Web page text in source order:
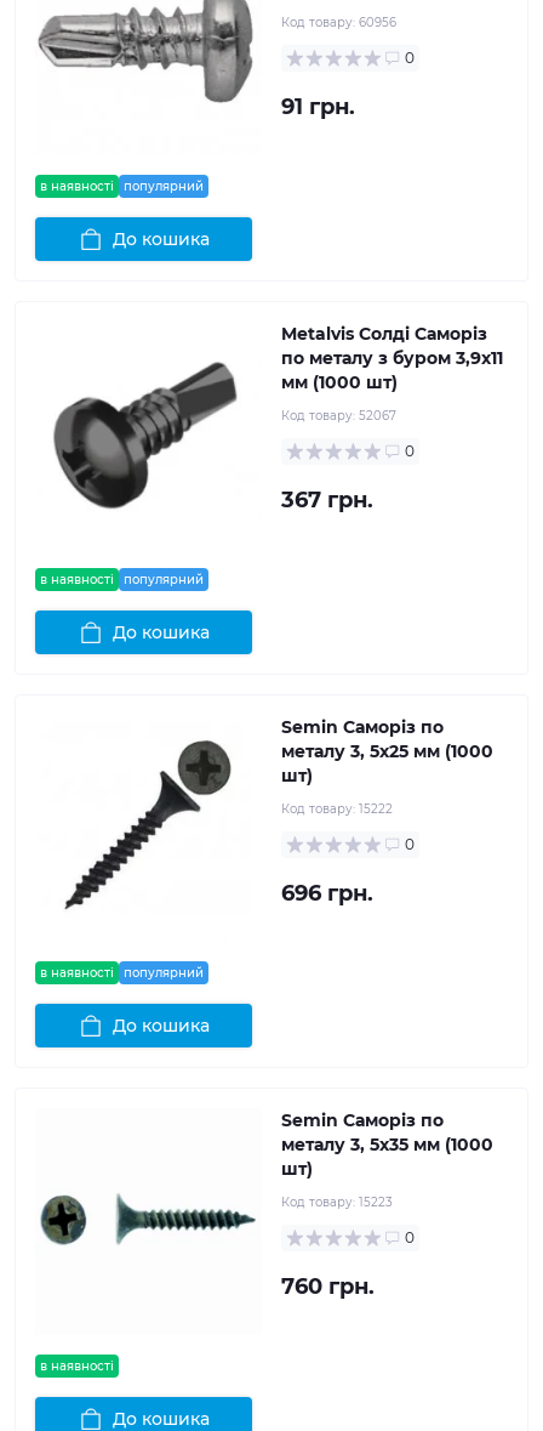
в наявності популярний
Код товару: 60956
0
91 грн.
До кошика
в наявності популярний
Metalvis Солді Саморіз
по металу з буром 3,9x11
мм (1000 шт)
Код товару: 52067
0
367 грн.
До кошика
в наявності популярний
Semin Саморіз по
металу 3, 5x25 мм (1000
шт)
Код товару: 15222
0
696 грн.
До кошика
в наявності
Semin Саморіз по
металу 3, 5x35 мм (1000
шт)
Код товару: 15223
0
760 грн.
До кошика